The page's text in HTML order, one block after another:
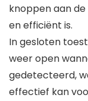
knoppen aan
en efficiënt is.
In gesloten
weer open
gedetecteerd,
effectief kan